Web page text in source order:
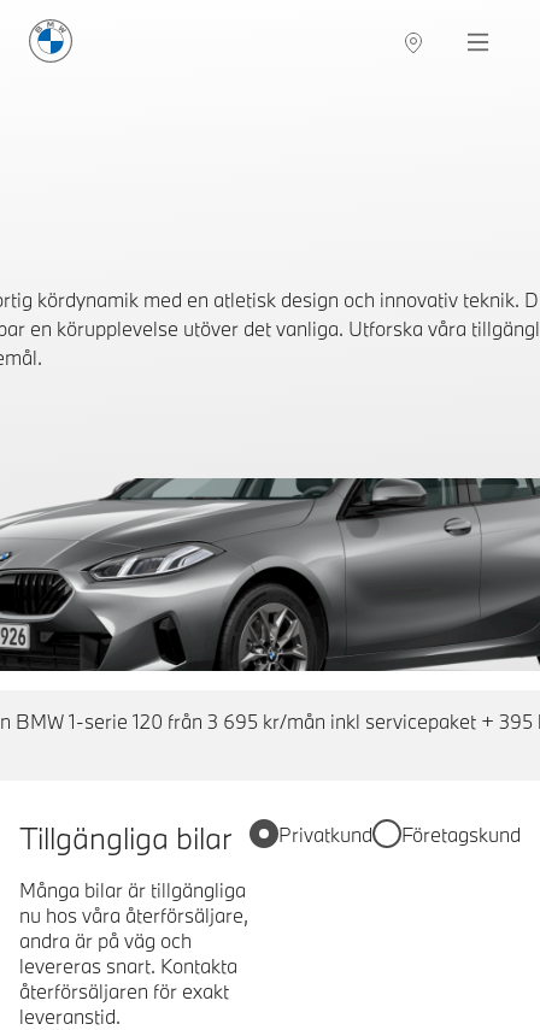
BMW Sverige Navigation
kördynamik med en atletisk design och innovativ teknik.
en körupplevelse utöver det vanliga. Utforska våra
BMW 1-serie 120 från 3 695 kr/mån inkl servicepaket +
Tillgängliga bilar
Många bilar är tillgängliga
nu hos våra återförsäljare,
andra är på väg och
levereras snart. Kontakta
återförsäljaren för exakt
leveranstid.
Privatkund Företagskund